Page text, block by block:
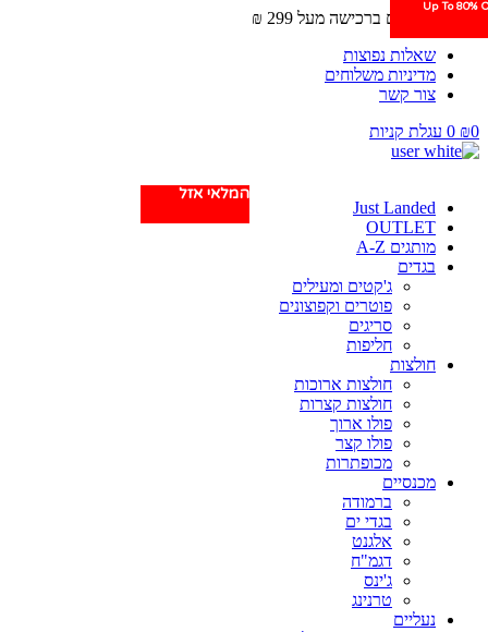
משלוחים חינם ברכישה מעל 299 ₪
שאלות נפוצות
מדיניות משלוחים
צור קשר
₪0
0 עגלת קניות
Just Landed
OUTLET
מותגים A-Z
בגדים
ג'קטים ומעילים
פוטרים וקפוצונים
סריגים
חליפות
חולצות
חולצות ארוכות
חולצות קצרות
פולו ארוך
פולו קצר
מכופתרות
מכנסיים
ברמודה
בגדי ים
אלגנט
דגמ"ח
ג'ינס
טרנינג
נעליים
Up To 80%
Up To 80%
המלאי אזל